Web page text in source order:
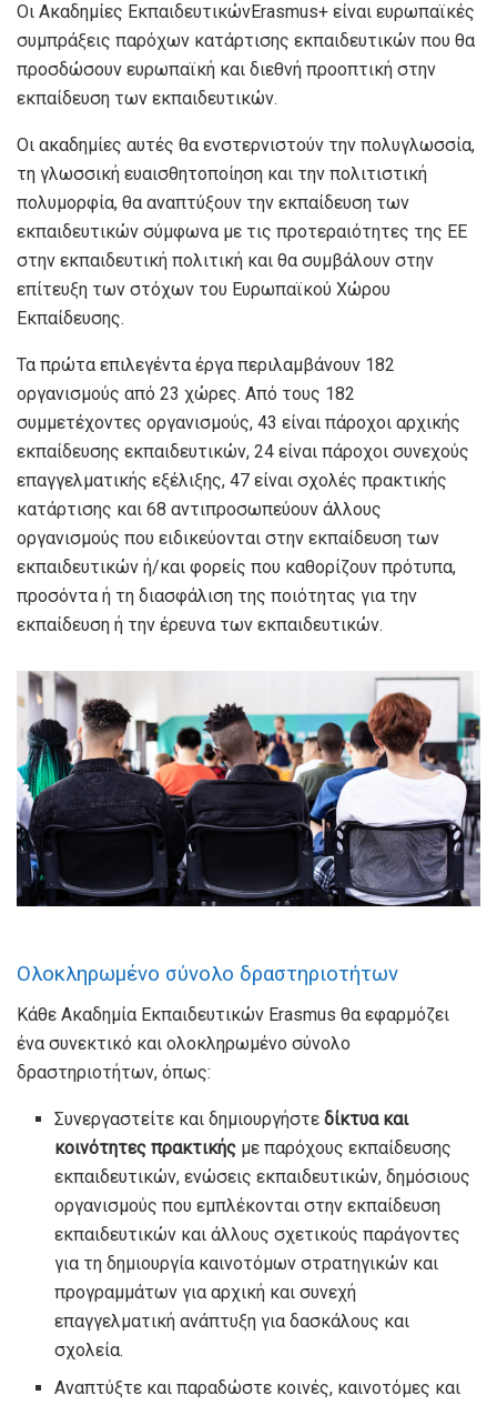
Οι Ακαδημίες ΕκπαιδευτικώνErasmus+ είναι ευρωπαϊκές
συμπράξεις παρόχων κατάρτισης εκπαιδευτικών που θα
προσδώσουν ευρωπαϊκή και διεθνή προοπτική στην
εκπαίδευση των εκπαιδευτικών.
Οι ακαδημίες αυτές θα ενστερνιστούν την πολυγλωσσία,
τη γλωσσική ευαισθητοποίηση και την πολιτιστική
πολυμορφία, θα αναπτύξουν την εκπαίδευση των
εκπαιδευτικών σύμφωνα με τις προτεραιότητες της ΕΕ
στην εκπαιδευτική πολιτική και θα συμβάλουν στην
επίτευξη των στόχων του Ευρωπαϊκού Χώρου
Εκπαίδευσης.
Τα πρώτα επιλεγέντα έργα περιλαμβάνουν 182
οργανισμούς από 23 χώρες. Από τους 182
συμμετέχοντες οργανισμούς, 43 είναι πάροχοι αρχικής
εκπαίδευσης εκπαιδευτικών, 24 είναι πάροχοι συνεχούς
επαγγελματικής εξέλιξης, 47 είναι σχολές πρακτικής
κατάρτισης και 68 αντιπροσωπεύουν άλλους
οργανισμούς που ειδικεύονται στην εκπαίδευση των
εκπαιδευτικών ή/και φορείς που καθορίζουν πρότυπα,
προσόντα ή τη διασφάλιση της ποιότητας για την
εκπαίδευση ή την έρευνα των εκπαιδευτικών.
Oλοκληρωμένο σύνολο δραστηριοτήτων
Κάθε Ακαδημία Εκπαιδευτικών Erasmus θα εφαρμόζει
ένα συνεκτικό και ολοκληρωμένο σύνολο
δραστηριοτήτων, όπως:
Συνεργαστείτε και δημιουργήστεδίκτυα και
κοινότητες πρακτικής με παρόχους εκπαίδευσης
εκπαιδευτικών, ενώσεις εκπαιδευτικών, δημόσιους
οργανισμούς που εμπλέκονται στην εκπαίδευση
εκπαιδευτικών και άλλους σχετικούς παράγοντες
για τη δημιουργία καινοτόμων στρατηγικών και
προγραμμάτων για αρχική και συνεχή
επαγγελματική ανάπτυξη για δασκάλους και
σχολεία.
Αναπτύξτε και παραδώστε κοινές, καινοτόμες και